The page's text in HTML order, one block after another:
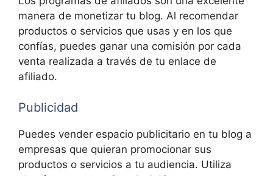
manera de monetizar tu blog. Al recomendar
productos o servicios que usas y en los que
confías, puedes ganar una comisión por cada
venta realizada a través de tu enlace de
afiliado.
Publicidad
Puedes vender espacio publicitario en tu blog a
empresas que quieran promocionar sus
productos o servicios a tu audiencia. Utiliza